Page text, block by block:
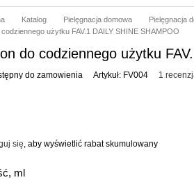
Katalog Pielęgnacja domowa
Pielęgnacja
użytku FAV.1 DAILY SHINE SHAMPOO
do codziennego użytku
do zamowienia Artykuł: FV004 1
się , aby wyświetlić rabat skumulowany
ml